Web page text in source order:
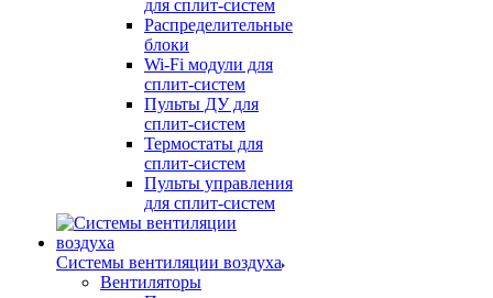
для сплит-систем
Распределительные
блоки
Wi-Fi модули для
сплит-систем
Пульты ДУ для
сплит-систем
Термостаты для
сплит-систем
Пульты управления
для сплит-систем
Системы вентиляции воздуха
Вентиляторы